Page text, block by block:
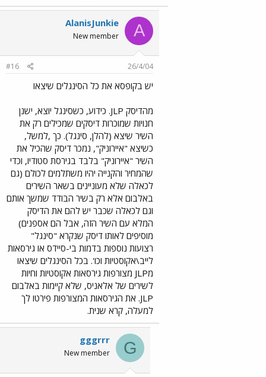
A
AlanisJunkie
New member
26/4/04
#16
יש בקופסא את כל הסינגלים שיצאו
מהדיסק JLP. כידוע, כשסינגל יוצא, ישנן
חנויות שמוכרות דיסקים שמכילים רק את
השיר שיצא (להלן, סינגל). כך ,למשל,
כשיצא "איירוניק", נמכר דיסק שהכיל את
השיר "איירוניק" בלבד בגירסת סטודיו, וכדי
שהמחיר והקנייה יהיו משתלמים לכולם (גם
לכאלה שלא מעוניינים בשאר השירים
באלבום אלא רק בשיר הבודד שמשך אותם
וגם לכאלה שכבר יש להם את הדיסק
המלא עם השיר הזה, אבל הם אספנים)
מוסיפים לאותו דיסק שנקרא "סינגל"
רצועות נוספות בדמות בי-סיידס או גירסאות
לייב\אקוסטיות וכו'. בכל הסינגלים שיצאו
מJLP מצורפות גירסאות אקוסטיות וחיות
לשירים של אלאניס, שלא קיימות באלבום
JLP. את הגירסאות המצורפות פירטו לך
למעלה, קרא שנית.
G
gggrrr
New member